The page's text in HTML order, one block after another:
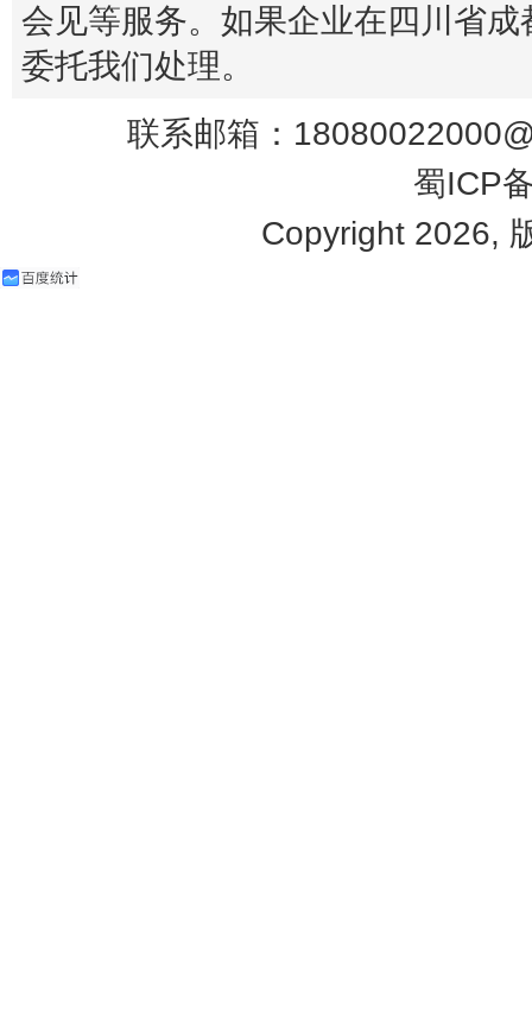
会见等服务。如果企业在四川省
委托我们处理。
联系邮箱：
蜀ICP
Copyright 2026,